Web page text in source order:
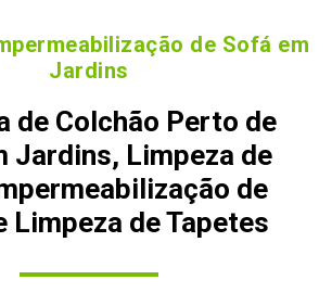
de Sofá em
Jardins
de Colchão Perto de
Jardins, Limpeza de
de
Limpeza de Tapetes